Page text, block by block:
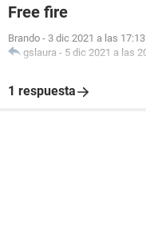
Free fire
Brando - 3 dic 2021 a las 17:13
gslaura - 5 dic 2021 a las
1 respuesta